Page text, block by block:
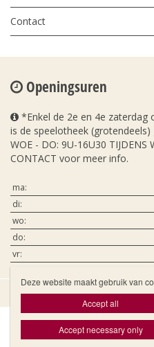
Contact
Openingsuren
*Enkel de 2e en 4e zaterdag
is de speelotheek (grotendeels)
WOE - DO: 9U-16U30 TIJDENS
CONTACT voor meer info.
ma:
di:
wo:
do:
vr:
Deze website maakt gebruik van
Accept all
Accept necessary only